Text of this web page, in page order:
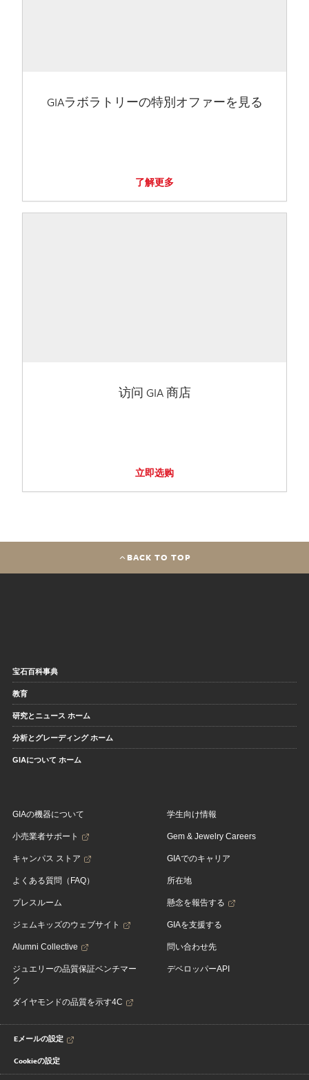
GIAラボラトリーの特別オファーを見る
了解更多
访问 GIA 商店
立即选购
BACK TO TOP
宝石百科事典
教育
研究とニュース ホーム
分析とグレーディング ホーム
GIAについて ホーム
GIAの機器について
小売業者サポート
キャンパス ストア
よくある質問（FAQ）
プレスルーム
ジェムキッズのウェブサイト
Alumni Collective
ジュエリーの品質保証ベンチマー
ク
ダイヤモンドの品質を示す4C
学生向け情報
Gem & Jewelry Careers
GIAでのキャリア
所在地
懸念を報告する
GIAを支援する
問い合わせ先
デベロッパーAPI
Eメールの設定
Cookieの設定